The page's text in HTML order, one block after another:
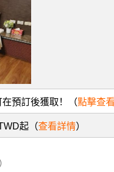
預訂後獲取！（點擊查
起（查看詳情）